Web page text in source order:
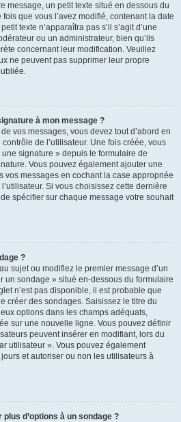
message, un petit texte situé en dessous du
que vous l’avez modifié, contenant la date
texte n’apparaîtra pas s’il s’agit d’une
ou un administrateur, bien qu’ils
concernant leur modification. Veuillez
ne peuvent pas supprimer leur propre
à mon message ?
vos messages, vous devez tout d’abord en
de l’utilisateur. Une fois créée, vous
signature » depuis le formulaire de
Vous pouvez également ajouter une
vos messages en cochant la case appropriée
Si vous choisissez cette dernière
spécifier sur chaque message votre souhait
?
sujet ou modifiez le premier message d’un
un sondage » situé en-dessous du formulaire
n’est pas disponible, il est probable que
créer des sondages. Saisissez le titre du
options dans les champs adéquats,
sur une nouvelle ligne. Vous pouvez définir
peuvent insérer en modifiant, lors du
utilisateur ». Vous pouvez également
et autoriser ou non les utilisateurs à
d’options à un sondage ?